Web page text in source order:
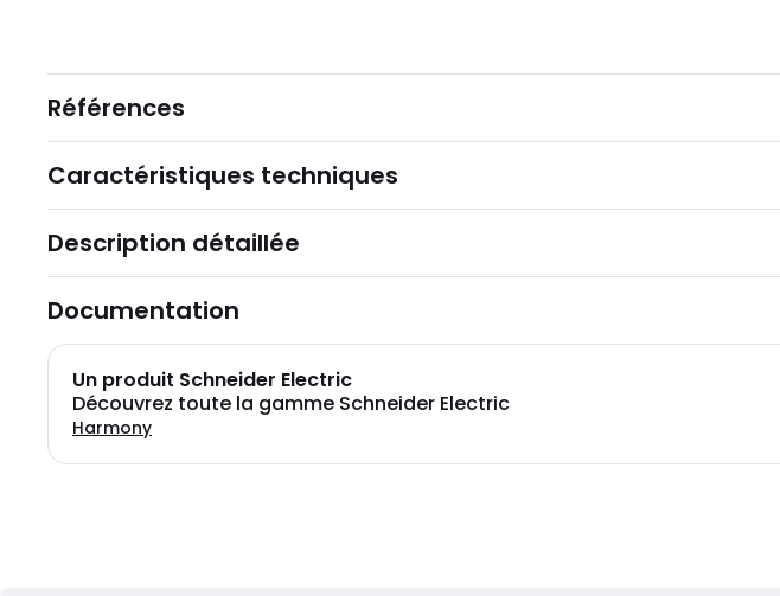
Références
Caractéristiques techniques
Description détaillée
Documentation
Un produit Schneider Electric
Découvrez toute la gamme Schneider Electric
Harmony